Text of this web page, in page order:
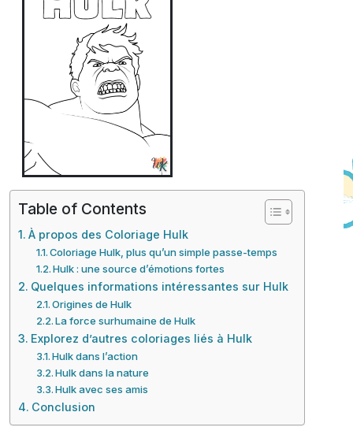
Table of Contents
À propos des Coloriage Hulk
Coloriage Hulk, plus qu’un simple passe-temps
Hulk : une source d’émotions fortes
Quelques informations intéressantes sur Hulk
Origines de Hulk
La force surhumaine de Hulk
Explorez d’autres coloriages liés à Hulk
Hulk dans l’action
Hulk dans la nature
Hulk avec ses amis
Conclusion